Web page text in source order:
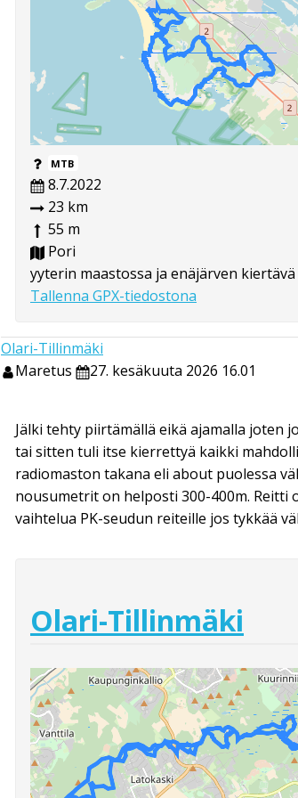
MTB
8.7.2022
23 km
55 m
Pori
yyterin maastossa ja enäjärven
Tallenna GPX-tiedostona
Olari-Tillinmäki
Maretus
27. kesäkuuta 2026 16.01
Jälki tehty piirtämällä eikä ajamalla joten
tai sitten tuli itse kierrettyä kaikki
radiomaston takana eli about puolessa
nousumetrit on helposti 300-400m.
vaihtelua PK-seudun reiteille jos tykkää
Olari-Tillinmäki